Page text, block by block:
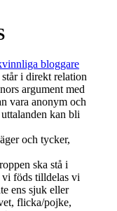
bloggare
i direkt relation
argument med
vara anonym och
kan bli
och tycker,
ska stå i
vi föds tilldelas vi
ens sjuk eller
flicka/pojke,